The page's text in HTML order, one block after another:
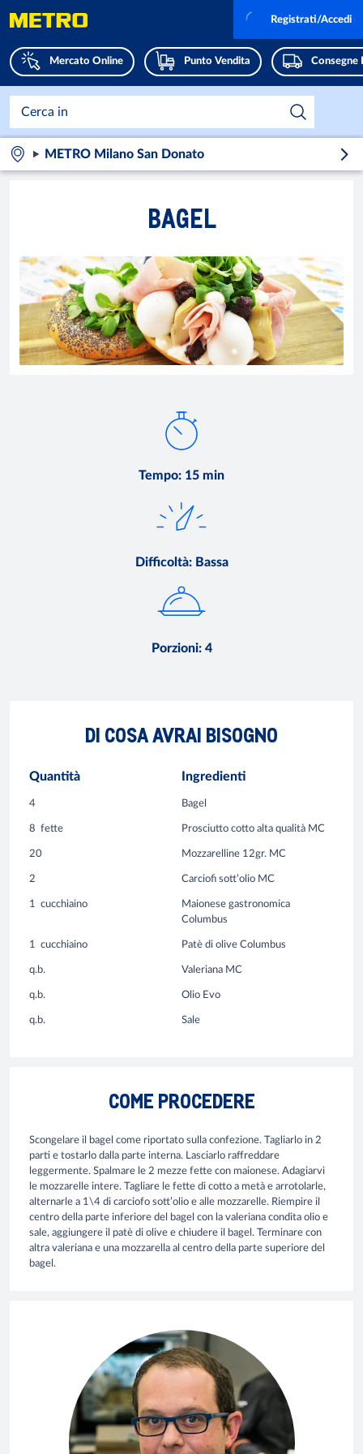
Mercato Online Punto Vendita Consegne
Registrati/Accedi
METRO Milano San Donato
BAGEL
Tempo: 15 min
Difficoltà: Bassa
Porzioni: 4
DI COSA AVRAI BISOGNO
Quantità Ingredienti
4 Bagel
8 fette Prosciutto cotto alta qualità MC
20 Mozzarelline 12gr. MC
2 Carciofi sott’olio MC
1 cucchiaino
Maionese gastronomica
Columbus
1 cucchiaino Patè di olive Columbus
q.b. Valeriana MC
q.b. Olio Evo
q.b. Sale
COME PROCEDERE
Scongelare il bagel come riportato sulla confezione. Tagliarlo in 2
parti e tostarlo dalla parte interna. Lasciarlo raffreddare
leggermente. Spalmare le 2 mezze fette con maionese. Adagiarvi
le mozzarelle intere. Tagliare le fette di cotto a metà e arrotolarle,
alternarle a 1\4 di carciofo sott’olio e alle mozzarelle. Riempire il
centro della parte inferiore del bagel con la valeriana condita olio e
sale, aggiungere il patè di olive e chiudere il bagel. Terminare con
altra valeriana e una mozzarella al centro della parte superiore del
bagel.